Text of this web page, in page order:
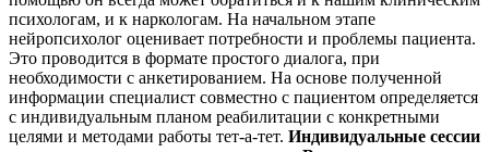
психологам, и к наркологам. На начальном этапе
нейропсихолог оценивает потребности и проблемы пациента.
Это проводится в формате простого диалога, при
необходимости с анкетированием. На основе полученной
информации специалист совместно с пациентом определяется
с индивидуальным планом реабилитации с конкретными
целями и методами работы тет-а-тет. Индивидуальные сессии